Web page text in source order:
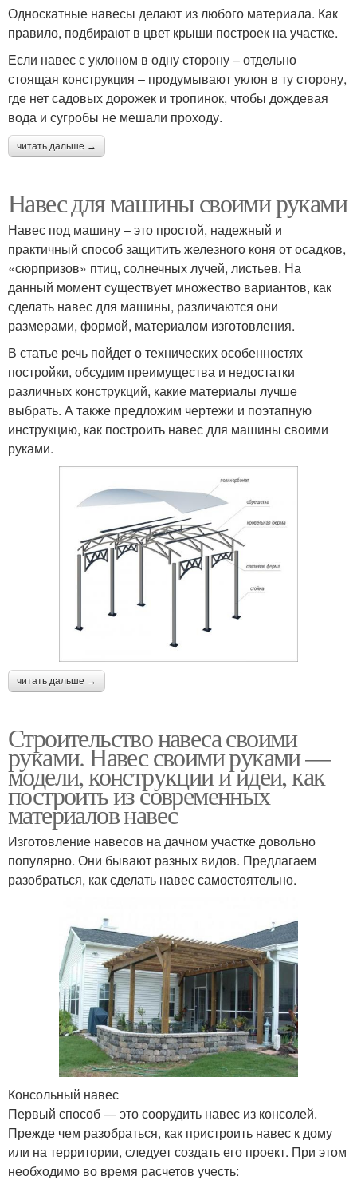
Односкатные навесы делают из любого материала. Как
правило, подбирают в цвет крыши построек на участке.
Если навес с уклоном в одну сторону – отдельно
стоящая конструкция – продумывают уклон в ту сторону,
где нет садовых дорожек и тропинок, чтобы дождевая
вода и сугробы не мешали проходу.
читать дальше →
Навес для машины своими руками
Навес под машину – это простой, надежный и
практичный способ защитить железного коня от осадков,
«сюрпризов» птиц, солнечных лучей, листьев. На
данный момент существует множество вариантов, как
сделать навес для машины, различаются они
размерами, формой, материалом изготовления.
В статье речь пойдет о технических особенностях
постройки, обсудим преимущества и недостатки
различных конструкций, какие материалы лучше
выбрать. А также предложим чертежи и поэтапную
инструкцию, как построить навес для машины своими
руками.
читать дальше →
Строительство навеса своими
руками. Навес своими руками —
модели, конструкции и идеи, как
построить из современных
материалов навес
Изготовление навесов на дачном участке довольно
популярно. Они бывают разных видов. Предлагаем
разобраться, как сделать навес самостоятельно.
Консольный навес
Первый способ — это соорудить навес из консолей.
Прежде чем разобраться, как пристроить навес к дому
или на территории, следует создать его проект. При этом
необходимо во время расчетов учесть: